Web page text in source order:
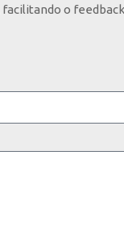
facilitando o